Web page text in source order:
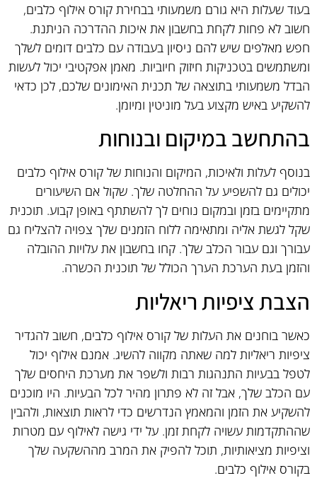
בעוד שעלות היא גורם משמעותי בבחירת קורס אילוף כלבים,
חשוב לא פחות לקחת בחשבון את איכות ההדרכה הניתנת.
חפש מאלפים שיש להם ניסיון בעבודה עם כלבים דומים לשלך
ומשתמשים בטכניקות חיזוק חיוביות. מאמן אפקטיבי יכול לעשות
הבדל משמעותי בתוצאה של תכנית האימונים שלכם, לכן כדאי
להשקיע באיש מקצוע בעל מוניטין ומיומן.
בהתחשב במיקום ובנוחות
בנוסף לעלות ולאיכות, המיקום והנוחות של קורס אילוף כלבים
יכולים גם להשפיע על ההחלטה שלך. שקול אם השיעורים
מתקיימים בזמן ובמקום נוחים לך להשתתף באופן קבוע. תוכנית
שקל לגשת אליה ומתאימה ללוח הזמנים שלך צפויה להצליח גם
עבורך וגם עבור הכלב שלך. קחו בחשבון את עלויות ההובלה
והזמן בעת הערכת הערך הכולל של תוכנית הכשרה.
הצבת ציפיות ריאליות
כאשר בוחנים את העלות של קורס אילוף כלבים, חשוב להגדיר
ציפיות ריאליות למה שאתה מקווה להשיג. אמנם אילוף יכול
לטפל בבעיות התנהגות רבות ולשפר את מערכת היחסים שלך
עם הכלב שלך, אבל זה לא פתרון מהיר לכל הבעיות. היו מוכנים
להשקיע את הזמן והמאמץ הנדרשים כדי לראות תוצאות, ולהבין
שההתקדמות עשויה לקחת זמן. על ידי גישה לאילוף עם מטרות
וציפיות מציאותיות, תוכל להפיק את המרב מההשקעה שלך
בקורס אילוף כלבים.